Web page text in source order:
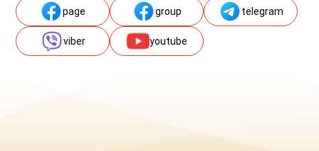
page group telegram
viber youtube